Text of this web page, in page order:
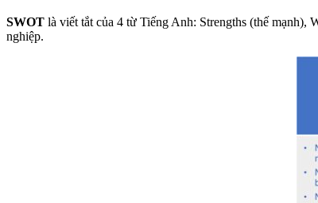
SWOT là viết tắt của 4 từ Tiếng Anh: Strengths (thế mạnh),
nghiệp.